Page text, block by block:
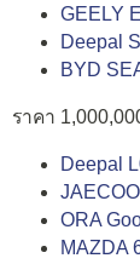
GEELY
Deepal
BYD
ราคา
Deepal
ORA
MAZDA